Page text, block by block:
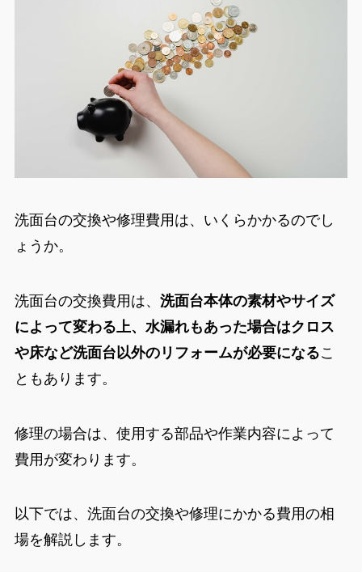
洗面台の交換や修理費用は、いくらかかるのでし
ょうか。
洗面台の交換費用は、 洗面台本体の素材やサイズ
によって変わる上、水漏れもあった場合はクロス
や床など洗面台以外のリフォームが必要になるこ
ともあります。
修理の場合は、使用する部品や作業内容によって
費用が変わります。
以下では、洗面台の交換や修理にかかる費用の相
場を解説します。